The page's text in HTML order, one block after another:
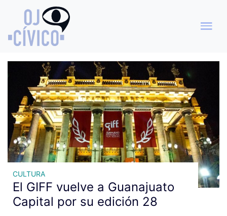
Archivo de etiquetas:
Festival de Cine
CULTURA
El GIFF vuelve a Guanajuato
Capital por su edición 28